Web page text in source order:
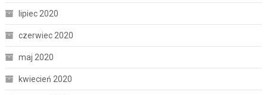
lipiec 2020
czerwiec 2020
maj 2020
kwiecień 2020